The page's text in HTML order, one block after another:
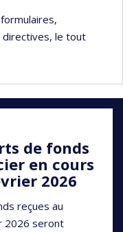
le tout
de fonds
en cours
2026
reçues au
2026 seront